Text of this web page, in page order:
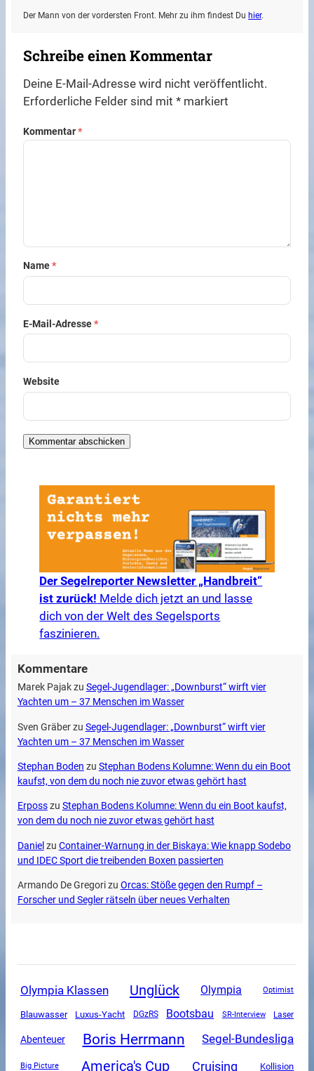
Der Mann von der vordersten Front. Mehr zu ihm findest Duhier.
Schreibe einen Kommentar
Deine E-Mail-Adresse wird nicht veröffentlicht.
Erforderliche Felder sind mit* markiert
Kommentar*
Name*
E-Mail-Adresse*
Website
Der Segelreporter Newsletter „Handbreit“
ist zurück! Melde dich jetzt an und lasse
dich von der Welt des Segelsports
faszinieren.
Kommentare
Marek Pajakzu Segel-Jugendlager: „Downburst“ wirft vier
Yachten um – 37 Menschen im Wasser
Sven Gräberzu Segel-Jugendlager: „Downburst“ wirft vier
Yachten um – 37 Menschen im Wasser
Stephan Boden zu Stephan Bodens Kolumne: Wenn du ein Boot
kaufst, von dem du noch nie zuvor etwas gehört hast
Erposszu Stephan Bodens Kolumne: Wenn du ein Boot kaufst,
von dem du noch nie zuvor etwas gehört hast
Daniel zu Container-Warnung in der Biskaya: Wie knapp Sodebo
und IDEC Sport die treibenden Boxen passierten
Armando De Gregorizu Orcas: Stöße gegen den Rumpf –
Forscher und Segler rätseln über neues Verhalten
Olympia Klassen Unglück Olympia Optimist
Blauwasser Luxus-Yacht DGzRS Bootsbau SR-Interview Laser
Abenteuer Boris Herrmann Segel-Bundesliga
Big Picture America's Cup Cruising Kollision